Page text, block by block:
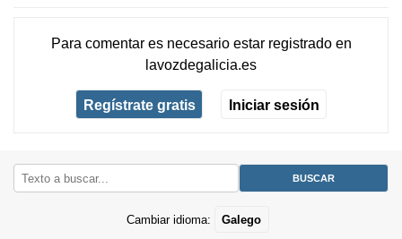
Para comentar es necesario estar registradoen
lavozdegalicia.es
Regístrate gratis Iniciar sesión
Cambiar idioma: Galego